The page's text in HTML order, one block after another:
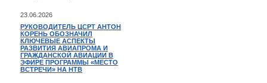
23.06.2026
РУКОВОДИТЕЛЬ ЦСРТ АНТОН
КОРЕНЬ ОБОЗНАЧИЛ
КЛЮЧЕВЫЕ АСПЕКТЫ
РАЗВИТИЯ АВИАПРОМА И
ГРАЖДАНСКОЙ АВИАЦИИ В
ЭФИРЕ ПРОГРАММЫ «МЕСТО
ВСТРЕЧИ» НА НТВ